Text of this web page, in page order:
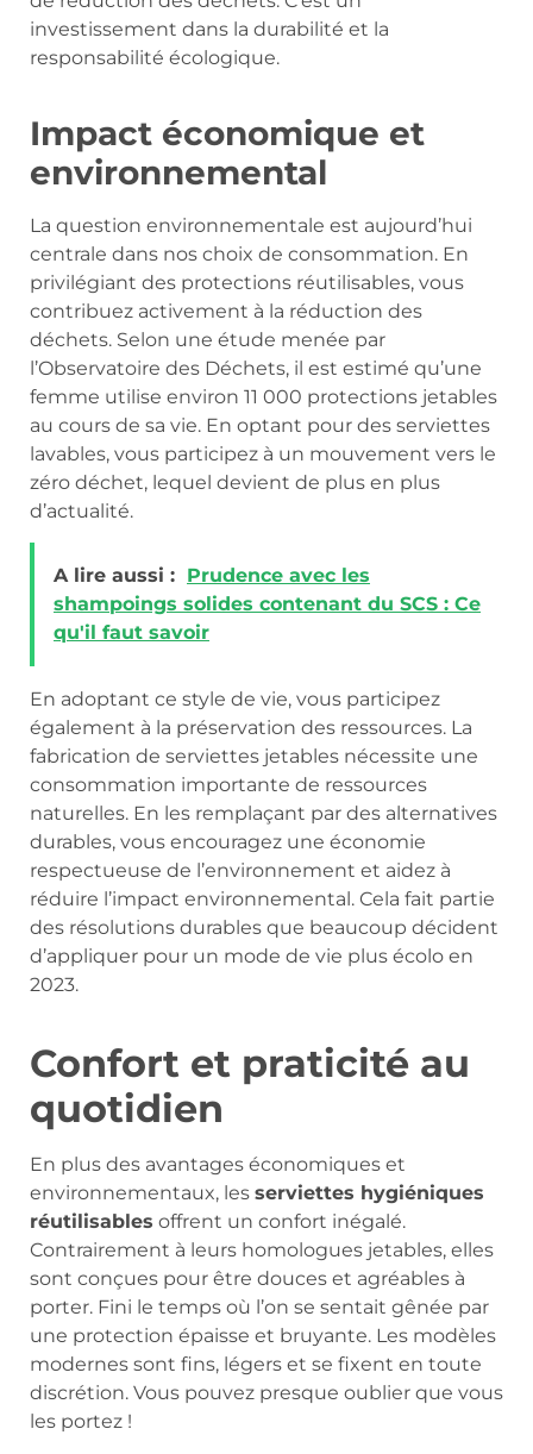
investissement dans la durabilité et la
responsabilité écologique.
Impact économique et
environnemental
La question environnementale est aujourd’hui
centrale dans nos choix de consommation. En
privilégiant des protections réutilisables, vous
contribuez activement à la réduction des
déchets. Selon une étude menée par
l’Observatoire des Déchets, il est estimé qu’une
femme utilise environ 11 000 protections jetables
au cours de sa vie. En optant pour des serviettes
lavables, vous participez à un mouvement vers le
zéro déchet, lequel devient de plus en plus
d’actualité.
A lire aussi : Prudence avec les
shampoings solides contenant du SCS : Ce
qu'il faut savoir
En adoptant ce style de vie, vous participez
également à la préservation des ressources. La
fabrication de serviettes jetables nécessite une
consommation importante de ressources
naturelles. En les remplaçant par des alternatives
durables, vous encouragez une économie
respectueuse de l’environnement et aidez à
réduire l’impact environnemental. Cela fait partie
des résolutions durables que beaucoup décident
d’appliquer pour un mode de vie plus écolo en
2023.
Confort et praticité au
quotidien
En plus des avantages économiques et
environnementaux, les serviettes hygiéniques
réutilisables offrent un confort inégalé.
Contrairement à leurs homologues jetables, elles
sont conçues pour être douces et agréables à
porter. Fini le temps où l’on se sentait gênée par
une protection épaisse et bruyante. Les modèles
modernes sont fins, légers et se fixent en toute
discrétion. Vous pouvez presque oublier que vous
les portez !